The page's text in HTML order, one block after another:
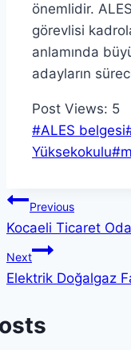
önemlidir.
görevlisi
anlamında
adayların
Post Views: 5
Post
Tags:
#ALES belgesi
Yüksekokulu#
Yazı
gezinmesi
Previous
Kocaeli Ticaret
Next
Elektrik Doğalgaz